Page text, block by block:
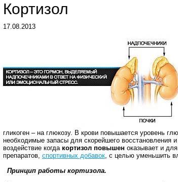
Кортизол
17.08.2013
гликоген – на глюкозу. В крови повышается уровень
необходимые запасы для скорейшего восстановления
воздействие когда кортизол повышен оказывает и
препаратов, спортивных добавок, с целью уменьшить
Принцип работы кортизола.